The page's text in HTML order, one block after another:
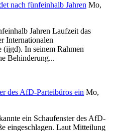
nach fünfeinhalb Jahren Mo,
Jahren Laufzeit das
Internationalen
(ijgd). In seinem Rahmen
Behinderung...
des AfD-Parteibüros ein Mo,
ein Schaufenster des AfD-
eingeschlagen. Laut Mitteilung